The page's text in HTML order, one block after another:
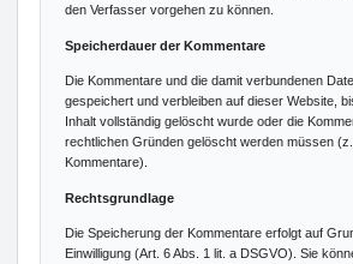
den Verfasser vorgehen zu können.
Speicherdauer der Kommentare
Die Kommentare und die damit verbundenen
gespeichert und verbleiben auf dieser Website,
Inhalt vollständig gelöscht wurde oder die
rechtlichen Gründen gelöscht werden müssen
Kommentare).
Rechtsgrundlage
Die Speicherung der Kommentare erfolgt auf
Einwilligung (Art. 6 Abs. 1 lit. a DSGVO). Sie